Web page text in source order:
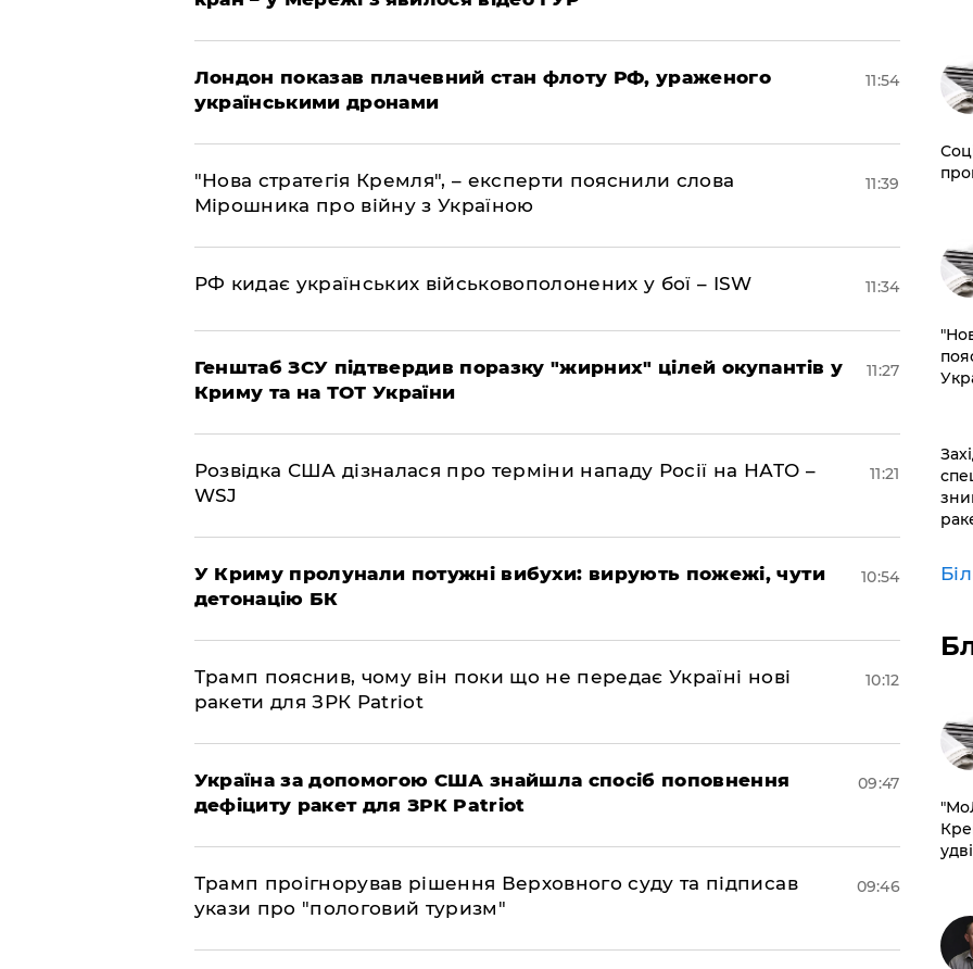
Лондон показав плачевний стан флоту РФ, ураженого
українськими дронами
11:54
"Нова стратегія Кремля", – експерти пояснили слова
Мірошника про війну з Україною
11:39
РФ кидає українських військовополонених у бої – ISW 11:34
Генштаб ЗСУ підтвердив поразку "жирних" цілей окупантів у
Криму та на ТОТ України
11:27
Розвідка США дізналася про терміни нападу Росії на НАТО –
WSJ
11:21
У Криму пролунали потужні вибухи: вирують пожежі, чути
детонацію БК
10:54
Трамп пояснив, чому він поки що не передає Україні нові
ракети для ЗРК Patriot
10:12
Україна за допомогою США знайшла спосіб поповнення
дефіциту ракет для ЗРК Patriot
09:47
Трамп проігнорував рішення Верховного суду та підписав
укази про "пологовий туризм"
09:46